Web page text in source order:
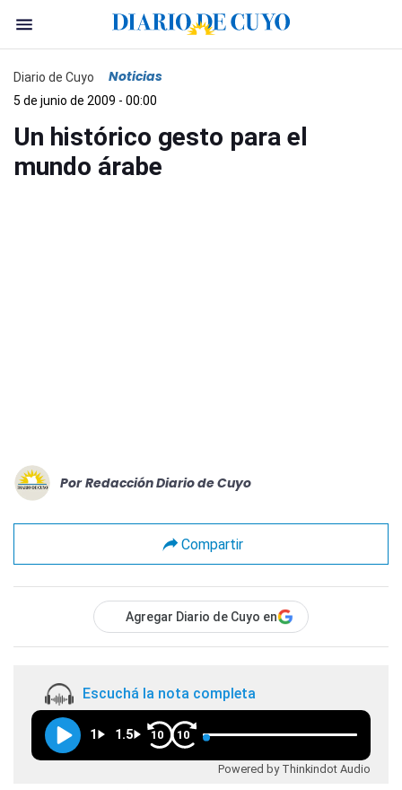
Diario de Cuyo Noticias
5 de junio de 2009 - 00:00
Un histórico gesto para el
mundo árabe
Por Redacción Diario de Cuyo
Compartir
Agregar Diario de Cuyo en
Escuchá la nota completa
1 1.5 10 10
Powered by Thinkindot Audio